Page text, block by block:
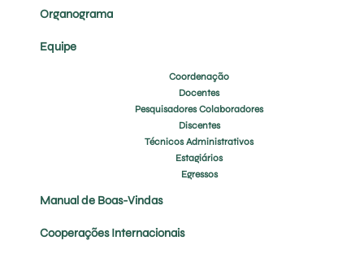
Organograma
Equipe
Coordenação
Docentes
Pesquisadores Colaboradores
Discentes
Técnicos Administrativos
Estagiários
Egressos
Manual de Boas-Vindas
Cooperações Internacionais